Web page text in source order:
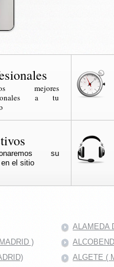
mejores
a tu
su
el sitio
ALAMEDA
)
ALGETE (